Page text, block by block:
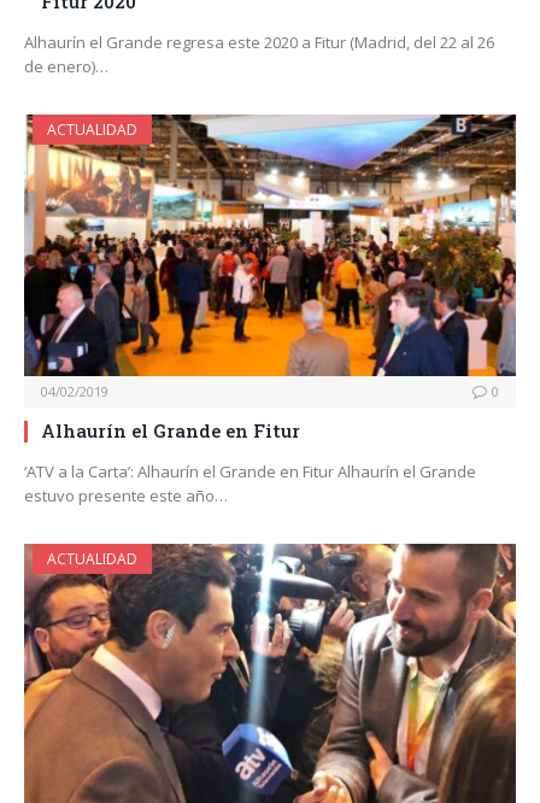
Alhaurín el Grande regresa este 2020 a Fitur (Madrid, del 22 al 26
de enero)…
ACTUALIDAD
04/02/2019 0
Alhaurín el Grande en Fitur
‘ATV a la Carta’: Alhaurín el Grande en Fitur Alhaurín el Grande
estuvo presente este año…
ACTUALIDAD